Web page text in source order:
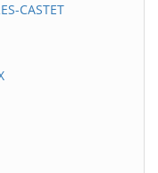
CASTET